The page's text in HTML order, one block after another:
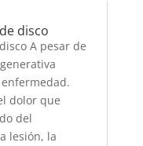
disco
A pesar de
dolor que
del
lesión, la